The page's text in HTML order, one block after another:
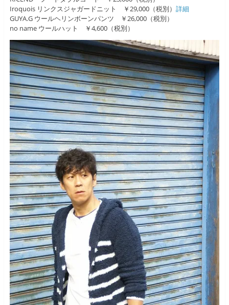
Iroquois リンクスジャガードニット ￥29,000（税別） 詳細
GUYA.G ウールヘリンボーンパンツ ￥26,000（税別）
no name ウールハット ￥4,600（税別）